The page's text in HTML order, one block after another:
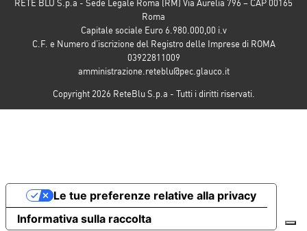
RETE BLU S.p.a - Sede Legale Roma (RM) Via Aurelia 796 – CAP 00165
Roma
Capitale sociale Euro 6.980.000,00 i.v
C.F. e Numero d’iscrizione del Registro delle Imprese di ROMA
03922811009
amministrazione.reteblu@pec.glauco.it
Copyright 2026 ReteBlu S.p.a - Tutti i diritti riservati.
Informativa sulla raccolta
Le tue preferenze relative alla privacy